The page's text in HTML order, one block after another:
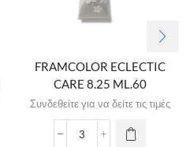
FRAMCOLOR ECLECTIC
CARE 8.25 ML.60
Συνδεθείτε για να δείτε τις τιμές